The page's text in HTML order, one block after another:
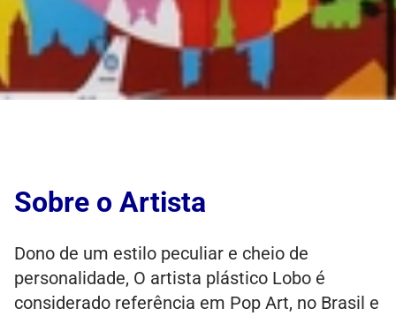
mostram a personalidade e vida de cada
um. Por isso cada obra é uma inspiração
diferente. É um prazer proporcionar um
trabalho único, eu conto um pouco da
história da pessoa e a pessoa conta um
pouco da minha história."
Sobre o Artista
Dono de um estilo peculiar e cheio de
personalidade, O artista plástico Lobo é
considerado referência em Pop Art, no Brasil e